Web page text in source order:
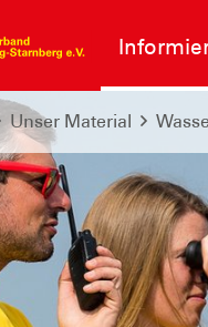
Unser Material
für